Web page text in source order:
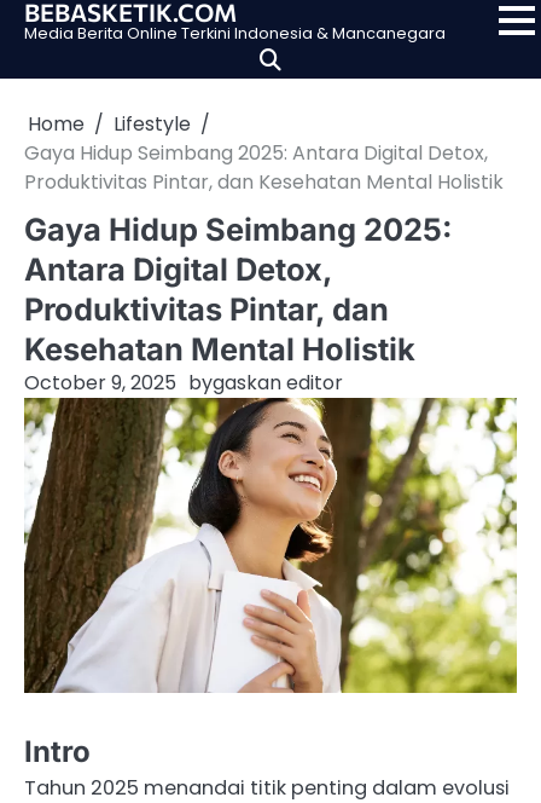
SkipBEBASKETIK.COM
Media Berita Online Terkini Indonesia & Mancanegara
Home
Lifestyle
Gaya Hidup Seimbang 2025: Antara Digital Detox,
Produktivitas Pintar, dan Kesehatan Mental Holistik
Gaya Hidup Seimbang 2025:
Antara Digital Detox,
Produktivitas Pintar, dan
Kesehatan Mental Holistik
October 9, 2025 bygaskan editor
Intro
Tahun 2025 menandai titik penting dalam evolusi